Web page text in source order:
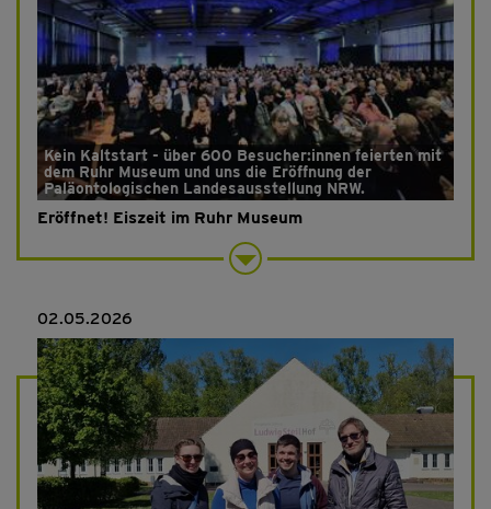
Kein Kaltstart - über 600 Besucher:innen feierten mit
dem Ruhr Museum und uns die Eröffnung der
Paläontologischen Landesausstellung NRW.
Eröffnet! Eiszeit im Ruhr Museum
02.05.2026